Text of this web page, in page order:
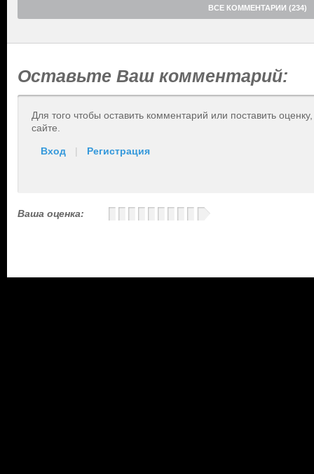
ВСЕ КОММЕНТАРИИ (234)
Оставьте Ваш комментарий:
Для того чтобы оставить комментарий или поставить
сайте.
Вход | Регистрация
Ваша оценка: